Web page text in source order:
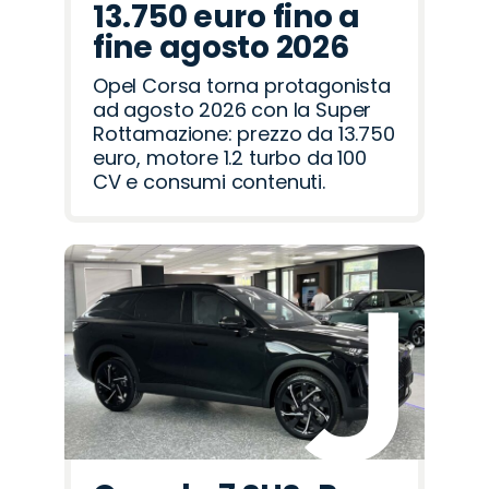
13.750 euro fino a
fine agosto 2026
Opel Corsa torna protagonista
ad agosto 2026 con la Super
Rottamazione: prezzo da 13.750
euro, motore 1.2 turbo da 100
CV e consumi contenuti.